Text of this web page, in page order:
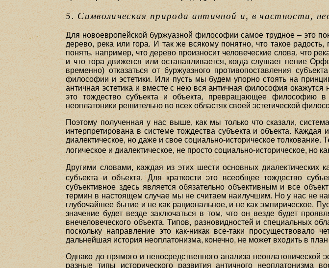
5. Символическая природа античной и, в частности,
Для новоевропейской буржуазной философии самое трудное – это
дерево, река или гора. И так же всякому понятно, что такое
понять, например, что дерево произносит человеческие слова, что
и что гора движется или останавливается, когда слушает пение
временно) отказаться от буржуазного противопоставления
философии и эстетики. Или пусть мы будем упорно стоять на
античная эстетика и вместе с нею вся античная философия
это тождество субъекта и объекта, превращающее философию в
неоплатоники решительно во всех областях своей эстетической
Поэтому полученная у нас выше, как мы только что сказали,
интерпретирована в системе тождества субъекта и объекта. Каждая
диалектическое, но даже и свое социально-историческое
логическое и диалектическое, не просто социально-историческое, но
Другими словами, каждая из этих шести основных диалектических
субъекта и объекта. Для краткости это всеобщее тождество
субъективное здесь является обязательно объективным и все
термин в настоящем случае мы не считаем наилучшим. Но у нас не
глубочайшее бытие и не как рациональное, и не как эмпирическое.
значение будет везде заключаться в том, что он везде будет
внечеловеческого объекта. Типов, разновидностей и специальных
поскольку направление это как-никак все-таки
дальнейшая история неоплатонизма, конечно, не может входить в
Однако до прямого и непосредственного анализа
разные типы исторического развития античного